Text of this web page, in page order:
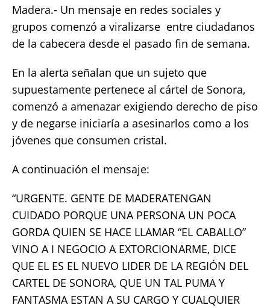
c
e
b
o
o
k
it
te
r
ai
l
at
s
A
p
p
p
y
Li
n
k
a
re
Madera.- Un mensaje en redes sociales y
grupos comenzó a viralizarse entre ciudadanos
de la cabecera desde el pasado fin de semana.
En la alerta señalan que un sujeto que
supuestamente pertenece al cártel de Sonora,
comenzó a amenazar exigiendo derecho de piso
y de negarse iniciaría a asesinarlos como a los
jóvenes que consumen cristal.
A continuación el mensaje:
“URGENTE. GENTE DE MADERATENGAN
CUIDADO PORQUE UNA PERSONA UN POCA
GORDA QUIEN SE HACE LLAMAR “EL CABALLO”
VINO A I NEGOCIO A EXTORCIONARME, DICE
QUE EL ES EL NUEVO LIDER DE LA REGIÓN DEL
CARTEL DE SONORA, QUE UN TAL PUMA Y
FANTASMA ESTAN A SU CARGO Y CUALQUIER